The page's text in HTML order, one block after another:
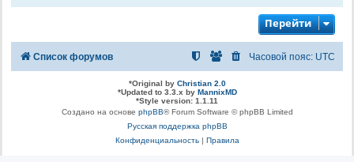
Перейти
Список форумов Часовой пояс: UTC
*Original by Christian 2.0
*Updated to 3.3.x by MannixMD
*Style version: 1.1.11
Создано на основе phpBB® Forum Software © phpBB Limited
Русская поддержка phpBB
Конфиденциальность| Правила